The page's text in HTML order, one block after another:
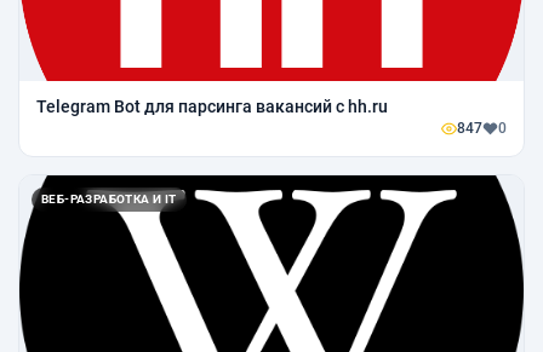
Telegram Bot для парсинга вакансий с hh.ru
847 0
ВЕБ-РАЗРАБОТКА И IT